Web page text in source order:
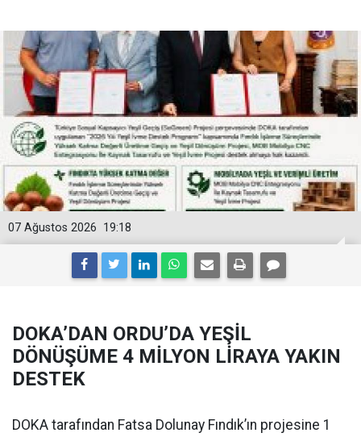
19:18
07 Ağustos 2026
DOKA’DAN ORDU’DA YEŞİL
DÖNÜŞÜME 4 MİLYON LİRAYA YAKIN
DESTEK
DOKA tarafından Fatsa Dolunay Fındık’ın projesine 1